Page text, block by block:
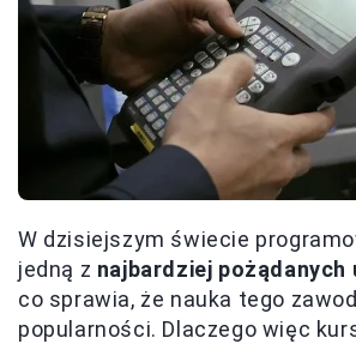
W dzisiejszym świecie
jedną z najbardziej pożądanych
co sprawia, że nauka tego
popularności. Dlaczego więc